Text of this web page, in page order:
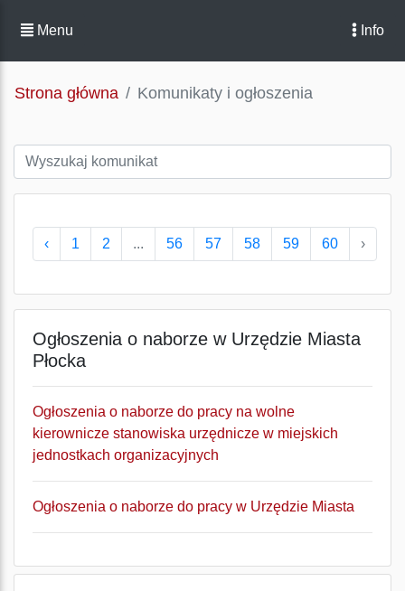
Menu Info
Strona główna Komunikaty i ogłoszenia
‹ 1 2 ... 56 57 58 59 60 ›
Ogłoszenia o naborze w Urzędzie Miasta
Płocka
Ogłoszenia o naborze do pracy na wolne
kierownicze stanowiska urzędnicze w miejskich
jednostkach organizacyjnych
Ogłoszenia o naborze do pracy w Urzędzie Miasta